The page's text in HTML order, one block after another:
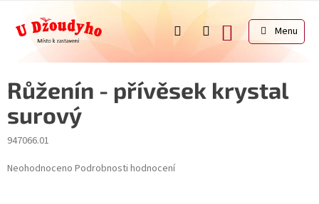
obsah
NÁKUPNÍ
KOŠÍK
Růženín - přívěsek krystal
surový
947066.01
Průměrné
Neohodnoceno Podrobnosti hodnocení